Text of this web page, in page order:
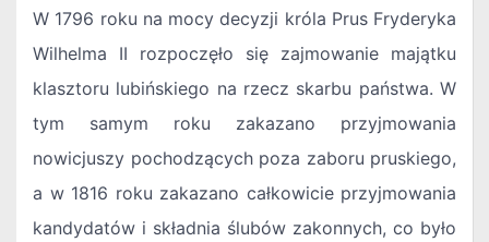
W 1796 roku na mocy decyzji króla Prus Fryderyka
Wilhelma II rozpoczęło się zajmowanie majątku
klasztoru lubińskiego na rzecz skarbu państwa. W
tym samym roku zakazano przyjmowania
nowicjuszy pochodzących poza zaboru pruskiego,
a w 1816 roku zakazano całkowicie przyjmowania
kandydatów i składnia ślubów zakonnych, co było